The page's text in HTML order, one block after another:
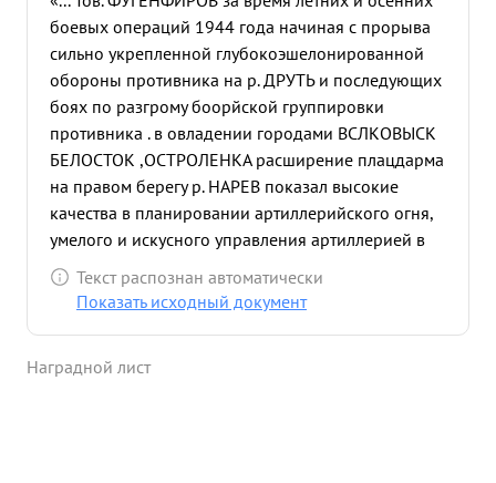
боевых операций 1944 года начиная с прорыва
сильно укрепленной глубокоэшелонированной
обороны противника на р. ДРУТЬ и последующих
боях по разгрому боорйской группировки
противника . в овладении городами ВСЛКОВЫСК
БЕЛОСТОК ,ОСТРОЛЕНКА расширение плацдарма
на правом берегу р. НАРЕВ показал высокие
качества в планировании артиллерийского огня,
умелого и искусного управления артиллерией в
самых сложных и ответственных периодах боя,
проявив при этом максимум разумной
артиллерии с выделением большого количества
Текст распознан автоматически
Показать исходный документ
Наградной лист